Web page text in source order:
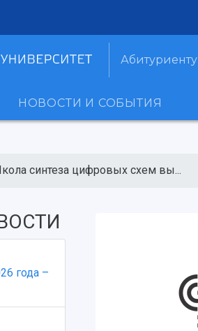
Абитуриенту
НОВОСТИ И СОБЫТИЯ
синтеза цифровых схем вы...
года –